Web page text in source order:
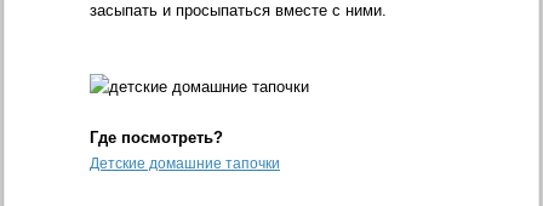
засыпать и просыпаться вместе с ними.
Где посмотреть?
Детские домашние тапочки